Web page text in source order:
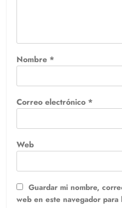
Nombre *
Correo electrónico *
Web
Guardar mi nombre,
web en este navegador